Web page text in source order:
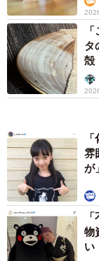
ず。只、
『小右記
園城寺（三井寺
ろ、賀静や藤原元
病は賀静の仕業
25歳年下の良源
藤原氏に怨みを
いことは、賀静
です。霊が天皇
いとり、天皇の
ています。眼に
イメージしてい
タ
殻
ら
雰
が
物
い